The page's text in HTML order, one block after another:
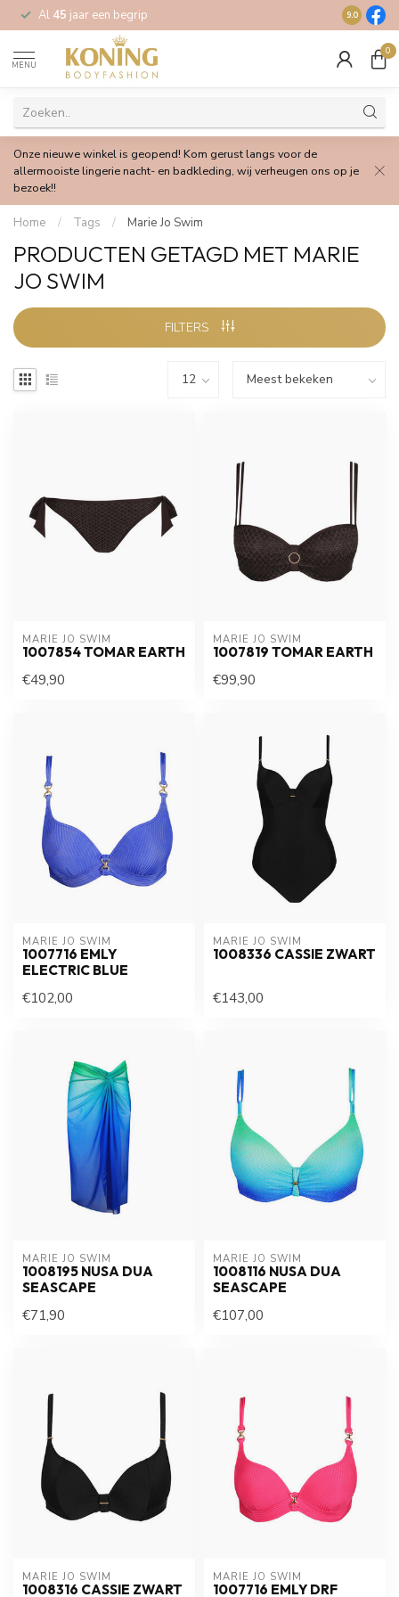
Al 45 jaar een begrip Gratis
9.0
MENU
0
Onze nieuwe winkel is geopend! Kom gerust langs voor de
allermooiste lingerie nacht- en badkleding, wij verheugen ons op je
bezoek!!
Home / Tags / Marie Jo Swim
PRODUCTEN GETAGD MET MARIE
JO SWIM
FILTERS
MARIE JO SWIM
1007854 TOMAR EARTH
€49,90
MARIE JO SWIM
1007819 TOMAR EARTH
€99,90
MARIE JO SWIM
1007716 EMLY
ELECTRIC BLUE
€102,00
MARIE JO SWIM
1008336 CASSIE ZWART
€143,00
MARIE JO SWIM
1008195 NUSA DUA
SEASCAPE
€71,90
MARIE JO SWIM
1008116 NUSA DUA
SEASCAPE
€107,00
MARIE JO SWIM
1008316 CASSIE ZWART
MARIE JO SWIM
1007716 EMLY DRF